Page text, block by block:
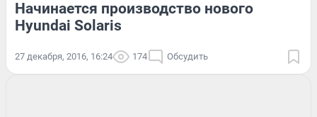
Начинается производство нового
Hyundai Solaris
27 декабря, 2016, 16:24 174 Обсудить